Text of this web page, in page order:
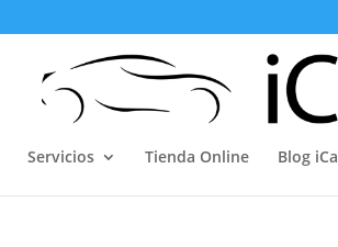
Servicios Tienda Online Blog